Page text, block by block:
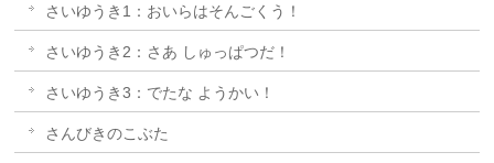
さいゆうき1：おいらはそんごくう！
さいゆうき2：さあ しゅっぱつだ！
さいゆうき3：でたな ようかい！
さんびきのこぶた